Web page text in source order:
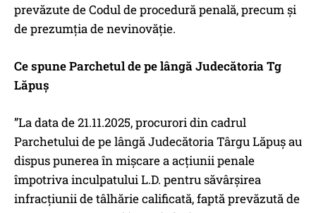
prevăzute de Codul de procedură penală, precum și
de prezumția de nevinovăție.
Ce spune Parchetul de pe lângă Judecătoria Tg
Lăpuș
”La data de 21.11.2025, procurori din cadrul
Parchetului de pe lângă Judecătoria Târgu Lăpuş au
dispus punerea în mişcare a acţiunii penale
împotriva inculpatului L.D. pentru săvârşirea
infracţiunii de tâlhărie calificată, faptă prevăzută de